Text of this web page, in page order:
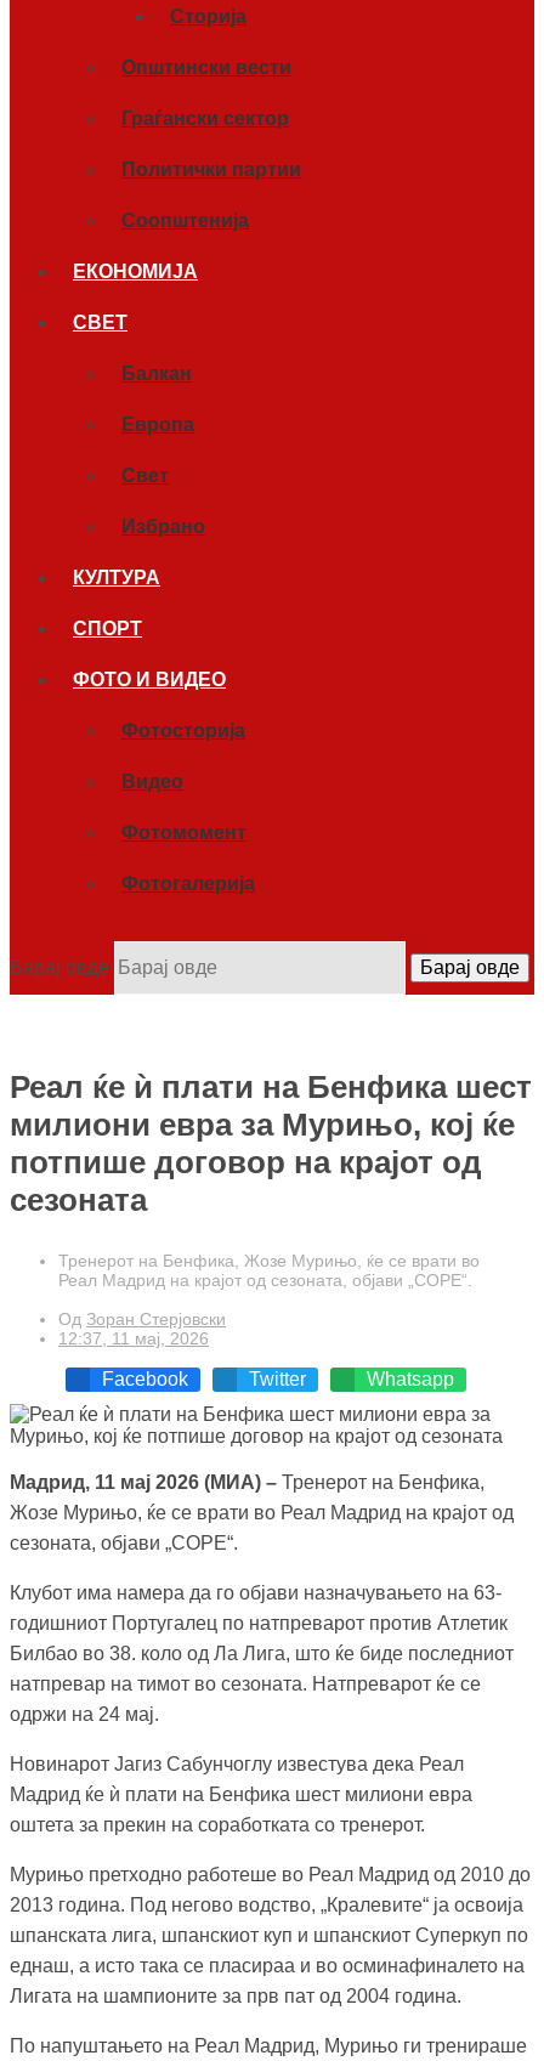
Сторија
Општински вести
Граѓански сектор
Политички партии
Соопштенија
ЕКОНОМИЈА
СВЕТ
Балкан
Европа
Свет
Избрано
КУЛТУРА
СПОРТ
ФОТО И ВИДЕО
Фотосторија
Видео
Фотомомент
Фотогалерија
Барај овде Барај овде
Реал ќе ѝ плати на Бенфика шест
милиони евра за Мурињо, кој ќе
потпише договор на крајот од
сезоната
Тренерот на Бенфика, Жозе Мурињо, ќе се врати во
Реал Мадрид на крајот од сезоната, објави „COPE“.
Од Зоран Стерјовски
12:37, 11 мај, 2026
Facebook Twitter Whatsapp
Мадрид, 11 мај 2026 (МИА) – Тренерот на Бенфика,
Жозе Мурињо, ќе се врати во Реал Мадрид на крајот од
сезоната, објави „COPE“.
Клубот има намера да го објави назначувањето на 63-
годишниот Португалец по натпреварот против Атлетик
Билбао во 38. коло од Ла Лига, што ќе биде последниот
натпревар на тимот во сезоната. Натпреварот ќе се
одржи на 24 мај.
Новинарот Јагиз Сабунчоглу известува дека Реал
Мадрид ќе ѝ плати на Бенфика шест милиони евра
оштета за прекин на соработката со тренерот.
Мурињо претходно работеше во Реал Мадрид од 2010 до
2013 година. Под негово водство, „Кралевите“ ја освоија
шпанската лига, шпанскиот куп и шпанскиот Суперкуп по
еднаш, а исто така се пласираа и во осминафиналето на
Лигата на шампионите за прв пат од 2004 година.
По напуштањето на Реал Мадрид, Мурињо ги тренираше